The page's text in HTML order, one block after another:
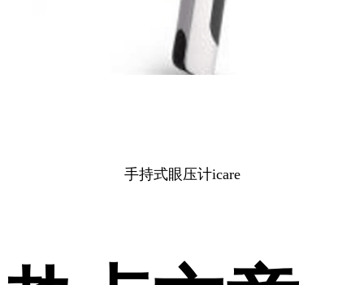
手持式眼压计icare